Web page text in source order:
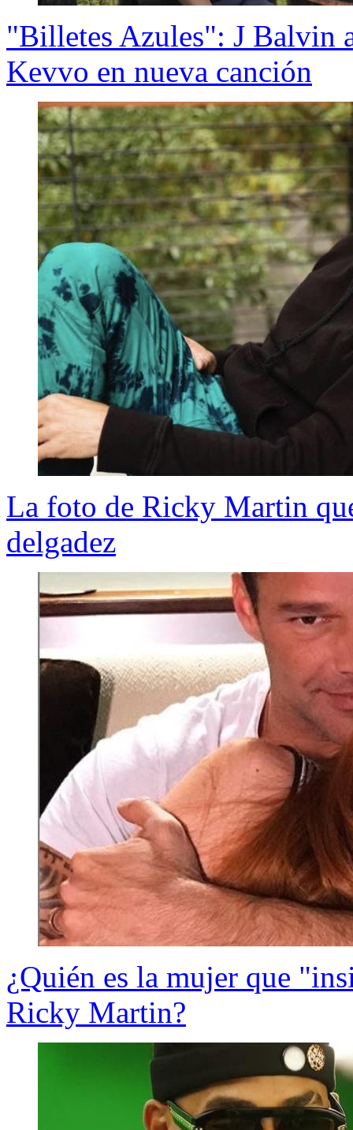
"Billetes Azules": J Balvin
Kevvo en nueva canción
La foto de Ricky Martin
delgadez
¿Quién es la mujer que
Ricky Martin?